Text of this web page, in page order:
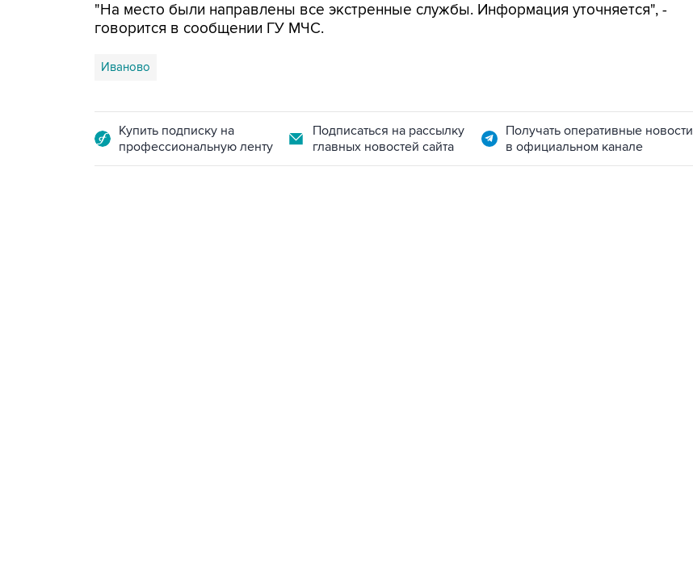
"На место были направлены все экстренные службы. Информация уточняется", -
говорится в сообщении ГУ МЧС.
Иваново
Купить подписку на
профессиональную ленту
Подписаться на рассылку
главных новостей сайта
Получать оперативные новости
в официальном канале